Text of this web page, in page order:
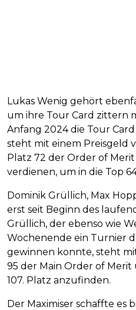
Lukas Wenig gehört
um ihre Tour Card zittern
Anfang 2024 die Tour
steht mit einem Preisgeld
Platz 72 der Order of
verdienen, um in die Top
Dominik Grüllich, Max
erst seit Beginn des
Grüllich, der ebenso wie
Wochenende ein Turnier
gewinnen konnte, steht
95 der Main Order of
107. Platz anzufinden.
Der Maximiser schaffte es